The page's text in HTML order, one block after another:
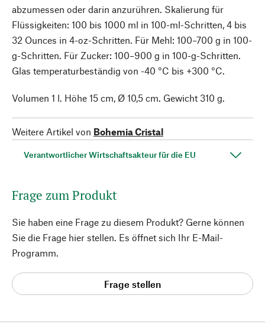
abzumessen oder darin anzurühren. Skalierung für
Flüssigkeiten: 100 bis 1000 ml in 100-ml-Schritten, 4 bis
32 Ounces in 4-oz-Schritten. Für Mehl: 100–700 g in 100-
g-Schritten. Für Zucker: 100–900 g in 100-g-Schritten.
Glas temperaturbeständig von -40 °C bis +300 °C.
Volumen 1 l. Höhe 15 cm, Ø 10,5 cm. Gewicht 310 g.
Weitere Artikel von Bohemia Cristal
Verantwortlicher Wirtschaftsakteur für die EU
Frage zum Produkt
Sie haben eine Frage zu diesem Produkt? Gerne können
Sie die Frage hier stellen. Es öffnet sich Ihr E-Mail-
Programm.
Frage stellen